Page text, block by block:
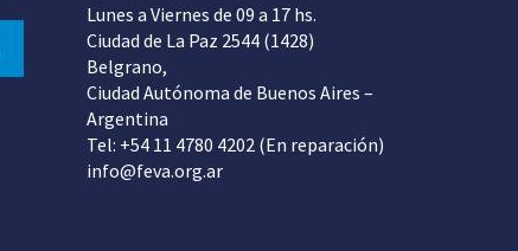
Lunes a Viernes de 09 a 17 hs.
Ciudad de La Paz 2544 (1428)
Belgrano,
Ciudad Autónoma de Buenos Aires –
Argentina
Tel: +54 11 4780 4202 (En reparación)
info@feva.org.ar